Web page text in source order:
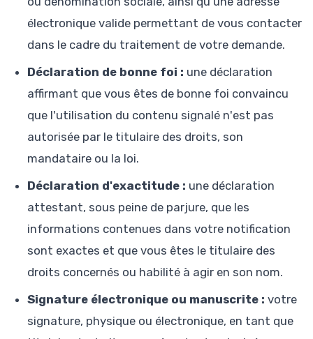
électronique valide permettant de vous contacter
dans le cadre du traitement de votre demande.
Déclaration de bonne foi : une déclaration
affirmant que vous êtes de bonne foi convaincu
que l'utilisation du contenu signalé n'est pas
autorisée par le titulaire des droits, son
mandataire ou la loi.
Déclaration d'exactitude : une déclaration
attestant, sous peine de parjure, que les
informations contenues dans votre notification
sont exactes et que vous êtes le titulaire des
droits concernés ou habilité à agir en son nom.
Signature électronique ou manuscrite : votre
signature, physique ou électronique, en tant que